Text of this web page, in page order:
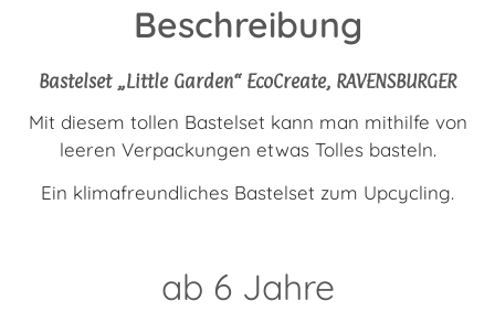
Beschreibung
Bastelset „Little Garden“ EcoCreate, RAVENSBURGER
Mit diesem tollen Bastelset kann man mithilfe von
leeren Verpackungen etwas Tolles basteln.
Ein klimafreundliches Bastelset zum Upcycling.
ab 6 Jahre